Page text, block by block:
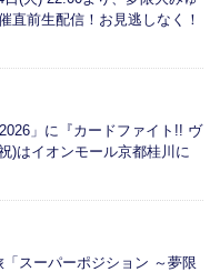
直前生配信！お見逃しなく！
」に『カードファイト!! ヴ
)はイオンモール京都桂川に
スーパーポジション ～夢限